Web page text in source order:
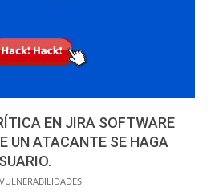
EN JIRA SOFTWARE
UN ATACANTE SE HAGA
VULNERABILIDADES